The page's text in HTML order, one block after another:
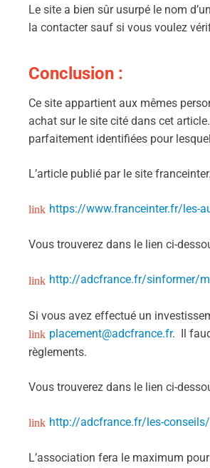
Le site a bien sûr usurpé le nom
la contacter sauf si vous voulez
Conclusion :
Ce site appartient aux mêmes
achat sur le site cité dans cet
parfaitement identifiées pour
L’article publié par le site
https://www.franceinter.fr/les-
Vous trouverez dans le lien ci-
http://adcfrance.fr/sinformer/
Si vous avez effectué un
placement@adcfrance.fr. Il
règlements.
Vous trouverez dans le lien ci-
http://adcfrance.fr/les-conseils/
L’association fera le maximum